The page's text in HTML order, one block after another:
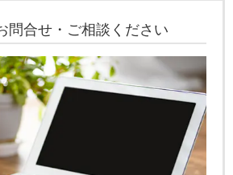
問合せ・ご相談ください